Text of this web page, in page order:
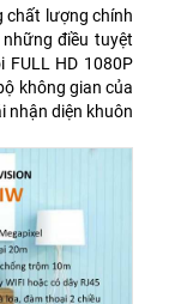
chất lượng chính
điều tuyệt
HD 1080P
không gian của
nhận diện khuôn